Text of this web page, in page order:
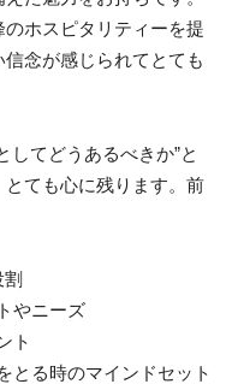
ホスピタリティーを提
念が感じられてとても
してどうあるべきか”と
ても心に残ります。前
やニーズ
ト
とる時のマインドセット